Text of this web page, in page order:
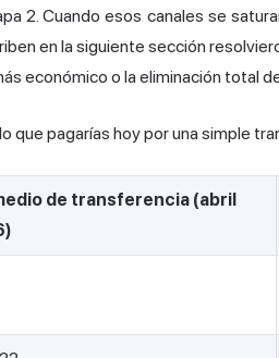
2. Cuando esos canales se
en la siguiente sección
económico o la eliminación total
que pagarías hoy por una simple
de transferencia (abril